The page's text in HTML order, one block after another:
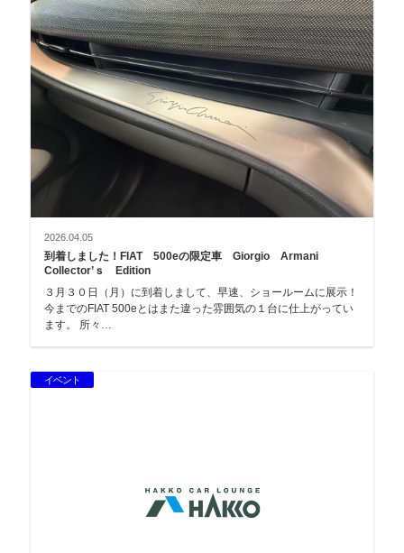
2026.04.05
到着しました！FIAT 500eの限定車 Giorgio Armani
Collector’ｓ Edition
３月３０日（月）に到着しまして、早速、ショールームに展示！
今までのFIAT 500eとはまた違った雰囲気の１台に仕上がってい
ます。 所々…
イベント